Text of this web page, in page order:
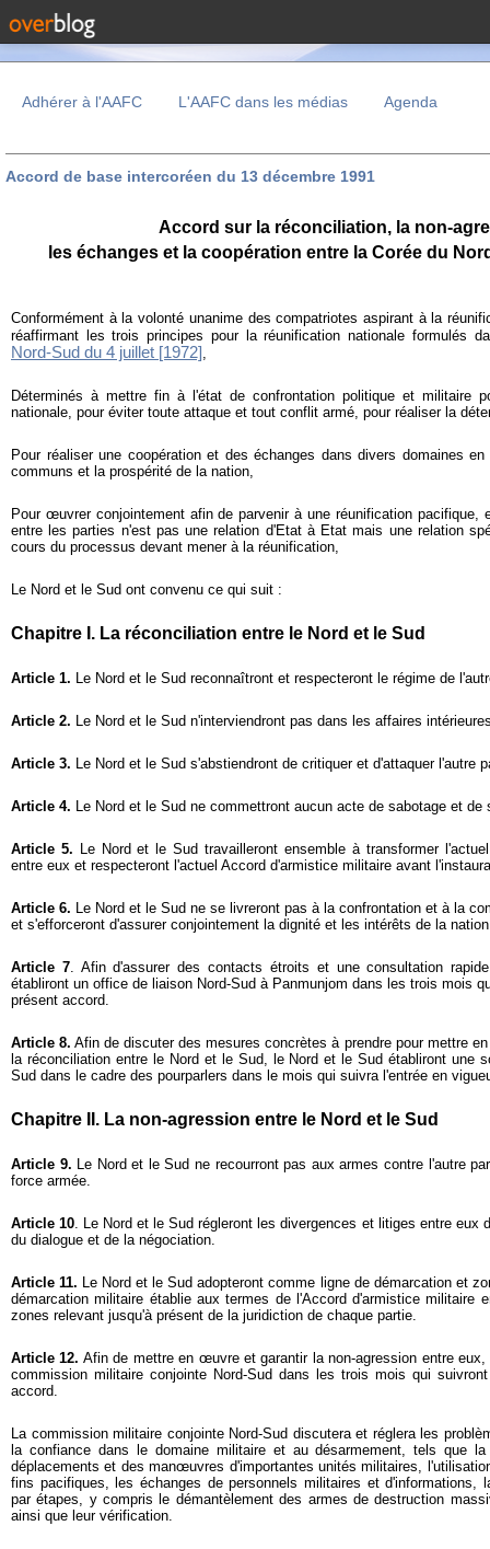
Adhérer à l'AAFC L'AAFC dans les médias Agenda
Accord de base intercoréen du 13 décembre 1991
Accord sur la réconciliation, la non-
les échanges et la coopération entre la Corée du
Conformément à la volonté unanime des compatriotes aspirant à la
réaffirmant les trois principes pour la réunification nationale formulés
Nord-Sud du 4 juillet [1972] ,
Déterminés à mettre fin à l'état de confrontation politique et militaire
nationale, pour éviter toute attaque et tout conflit armé, pour réaliser la
Pour réaliser une coopération et des échanges dans divers domaines
communs et la prospérité de la nation,
Pour œuvrer conjointement afin de parvenir à une réunification pacifique,
entre les parties n'est pas une relation d'Etat à Etat mais une relation
cours du processus devant mener à la réunification,
Le Nord et le Sud ont convenu ce qui suit :
Chapitre I. La réconciliation entre le Nord et le Sud
Article 1. Le Nord et le Sud reconnaîtront et respecteront le régime de
Article 2. Le Nord et le Sud n'interviendront pas dans les affaires
Article 3. Le Nord et le Sud s'abstiendront de critiquer et d'attaquer l'autre
Article 4. Le Nord et le Sud ne commettront aucun acte de sabotage et de
Article 5. Le Nord et le Sud travailleront ensemble à transformer
entre eux et respecteront l'actuel Accord d'armistice militaire avant
Article 6. Le Nord et le Sud ne se livreront pas à la confrontation et à la
et s'efforceront d'assurer conjointement la dignité et les intérêts de la
Article 7. Afin d'assurer des contacts étroits et une consultation
établiront un office de liaison Nord-Sud à Panmunjom dans les trois mois
présent accord.
Article 8. Afin de discuter des mesures concrètes à prendre pour mettre
la réconciliation entre le Nord et le Sud, le Nord et le Sud établiront une
Sud dans le cadre des pourparlers dans le mois qui suivra l'entrée en
Chapitre II. La non-agression entre le Nord et le Sud
Article 9. Le Nord et le Sud ne recourront pas aux armes contre l'autre
force armée.
Article 10. Le Nord et le Sud régleront les divergences et litiges entre eux
du dialogue et de la négociation.
Article 11. Le Nord et le Sud adopteront comme ligne de démarcation et
démarcation militaire établie aux termes de l'Accord d'armistice militaire
zones relevant jusqu'à présent de la juridiction de chaque partie.
Article 12. Afin de mettre en œuvre et garantir la non-agression entre
commission militaire conjointe Nord-Sud dans les trois mois qui
accord.
La commission militaire conjointe Nord-Sud discutera et réglera les
la confiance dans le domaine militaire et au désarmement, tels que
déplacements et des manœuvres d'importantes unités militaires,
fins pacifiques, les échanges de personnels militaires et d'informations,
par étapes, y compris le démantèlement des armes de destruction
ainsi que leur vérification.